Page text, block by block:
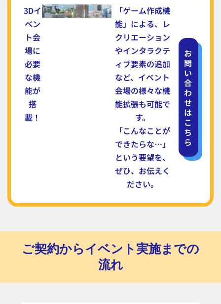
3Dイ
ベン
ト会
場に
必要
な機
能が
搭
載！
「ゲーム作成機
能」による、レ
クリエーション
やインタラクテ
ィブ要素の追加
など、イベント
会場の様々な機
能拡張も可能で
す。
「こんなことが
できたらな…」
という要望を、
ぜひ、お伝えく
ださい。
お
問
い
合
わ
せ
は
こ
ち
ら
ご契約からイベント実施までの
流れ